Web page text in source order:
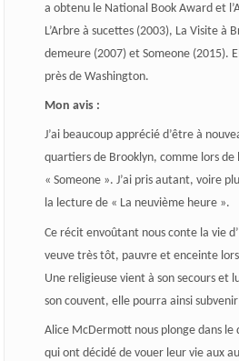
a obtenu le National Book Award et
L’Arbre à sucettes (2003), La Visite à
demeure (2007) et Someone (2015).
près de Washington.
Mon avis :
J’ai beaucoup apprécié d’être à
quartiers de Brooklyn, comme lors de
« Someone ». J’ai pris autant, voire
la lecture de « La neuvième heure ».
Ce récit envoûtant nous conte la vie
veuve très tôt, pauvre et enceinte
Une religieuse vient à son secours et
son couvent, elle pourra ainsi
Alice McDermott nous plonge dans le
qui ont décidé de vouer leur vie aux